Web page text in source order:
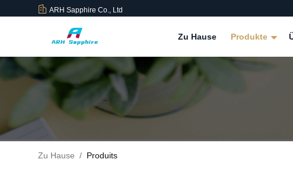
ARH Sapphire Co., Ltd
Zu Hause Produkte
Zu Hause / Produits